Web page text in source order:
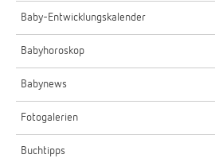
Baby-Entwicklungskalender
Babyhoroskop
Babynews
Fotogalerien
Buchtipps